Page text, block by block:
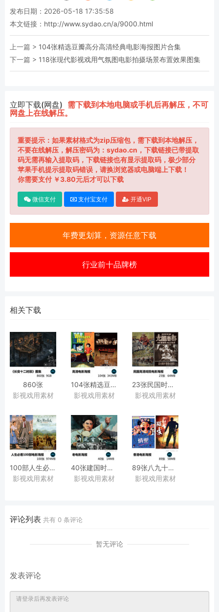
发布日期：2026-05-18 17:35:58
本文链接： http://www.sydao.cn/a/9000.html
上一篇 > 104张精选豆瓣高分高清经典电影海报图片合集
下一篇 > 118张现代影视戏用气氛图电影拍摄场景布置效果图集
立即下载(网盘) 需下载到本地电脑或手机后再解压，不可
网盘上在线解压。
重要提示：如果素材格式为zip压缩包，需下载到本地解压，
不要在线解压，解压密码为：sydao.cn，下载链接已带提取
码无需再输入提取码，下载链接也有显示提取码，极少部分
苹果手机提示提取码错误，请换浏览器或电脑端上下载！
你需要支付 ￥3.80元后才可以下载
微信支付 支付宝支付 开通VIP
年费更划算，资源任意下载
行业前十品牌榜
相关下载
860张
《长安十二时辰》
影视戏用素材
104张精选豆瓣高分高清经典电影海报图片合集
影视戏用素材
23张民国时期国外电影国产电影影剧戏院广告海报PJG戏用图片素材
影视戏用素材
100部人生必看100部国外国内经典好看电影海报高清大图图片合集
影视戏用素材
40张建国时期七八十年代国产抗战战争老电影海报图片戏用素材
影视戏用素材
89张八九十年代经典周星驰张国荣刘德华香港电影海报图片素材
影视戏用素材
评论列表 共有 0 条评论
暂无评论
发表评论